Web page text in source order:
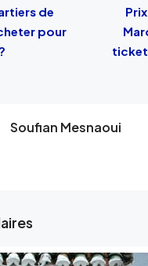
de
pour
ticket
Soufian Mesnaoui